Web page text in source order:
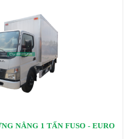
NÂNG 1 TẤN FUSO - EURO